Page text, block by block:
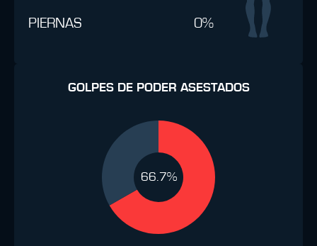
PIERNAS 0%
GOLPES DE PODER ASESTADOS
66.7%